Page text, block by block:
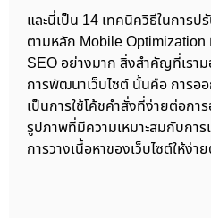
และนี่เป็น 14 เทคนิควิธีในการป
ตามหลัก Mobile
SEO อย่างมาก สิ่งสำคัญที่เรา
การพัฒนาเว็บไซต์ นั้นคือ การอ
เป็นการใช้โค้ชคำสั่งที่ง่ายต่อกา
รูปภาพที่มีความเหมาะสมกับกา
การวางเนื้อหาของเว็บไซต์ให้ง่